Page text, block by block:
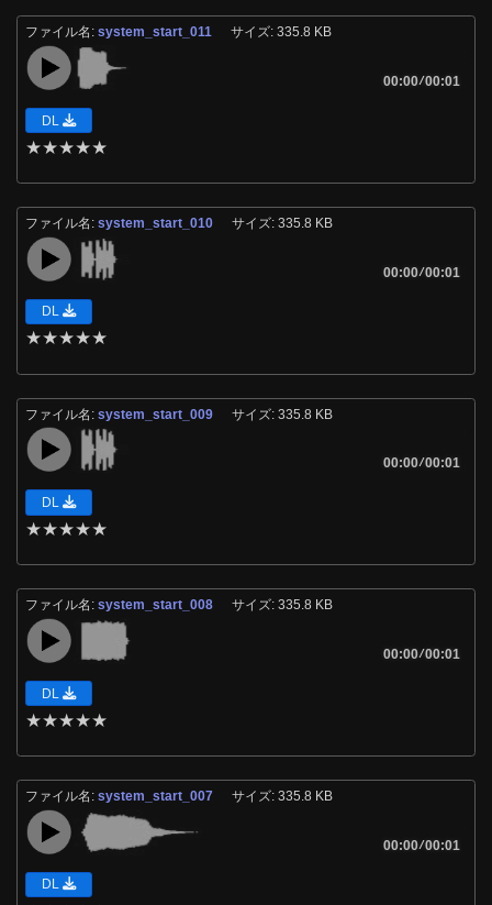
ファイル名:system_start_011 サイズ: 335.8 KB
00:00/00:01
DL
★★★★★
ファイル名:system_start_010 サイズ: 335.8 KB
00:00/00:01
DL
★★★★★
ファイル名:system_start_009 サイズ: 335.8 KB
00:00/00:01
DL
★★★★★
ファイル名:system_start_008 サイズ: 335.8 KB
00:00/00:01
DL
★★★★★
ファイル名:system_start_007 サイズ: 335.8 KB
00:00/00:01
DL